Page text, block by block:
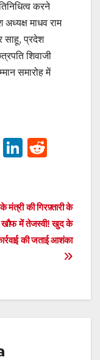
करने
अध्यक्ष माधव राम
साहू, प्रदेश
शिवाजी
समारोह में
T
gr
Li
e
dI
n
di
t
मंत्री की गिरफ़्तारी के
खौफ में तेजस्वी! खुद के
की जताई आशंका